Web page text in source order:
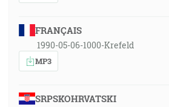
FRANÇAIS
1990-05-06-1000-Krefeld
MP3
SRPSKOHRVATSKI